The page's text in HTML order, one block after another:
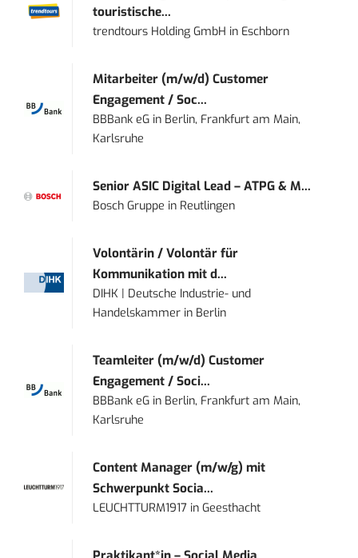
touristische...
trendtours Holding GmbH in Eschborn
Mitarbeiter (m/w/d) Customer
Engagement / Soc...
BBBank eG in Berlin, Frankfurt am Main,
Karlsruhe
Senior ASIC Digital Lead – ATPG & M...
Bosch Gruppe in Reutlingen
Volontärin / Volontär für
Kommunikation mit d...
DIHK | Deutsche Industrie- und
Handelskammer in Berlin
Teamleiter (m/w/d) Customer
Engagement / Soci...
BBBank eG in Berlin, Frankfurt am Main,
Karlsruhe
Content Manager (m/w/g) mit
Schwerpunkt Socia...
LEUCHTTURM1917 inGeesthacht